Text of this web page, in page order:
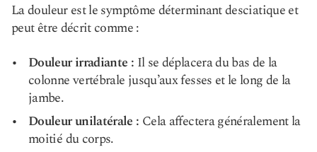
La douleur est le symptôme déterminant desciatiqueet
peut être décrit comme :
Douleur irradiante : Il se déplacera du bas de la
colonne vertébrale jusqu’aux fesses et le long de la
jambe.
Douleur unilatérale : Cela affectera généralement la
moitié du corps.